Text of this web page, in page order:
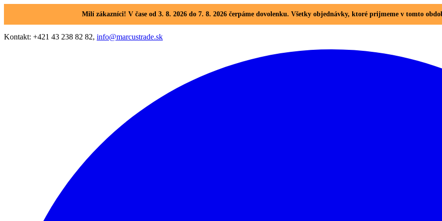
Milí zákazníci! V čase od 3. 8. 2026 do 7. 8. 2026 čerpáme dovolenku. Všetky objednávky, ktoré prijmeme v tomto
Kontakt: +421 43 238 82 82, info@marcustrade.sk